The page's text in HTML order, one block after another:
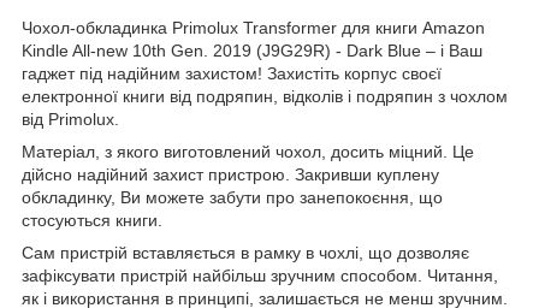
Чохол-обкладинка Primolux Transformer для книги Amazon
Kindle All-new 10th Gen. 2019 (J9G29R) - Dark Blue – і Ваш
гаджет під надійним захистом! Захистіть корпус своєї
електронної книги від подряпин, відколів і подряпин з чохлом
від Primolux.
Матеріал, з якого виготовлений чохол, досить міцний. Це
дійсно надійний захист пристрою. Закривши куплену
обкладинку, Ви можете забути про занепокоєння, що
стосуються книги.
Сам пристрій вставляється в рамку в чохлі, що дозволяє
зафіксувати пристрій найбільш зручним способом. Читання,
як і використання в принципі, залишається не менш зручним.